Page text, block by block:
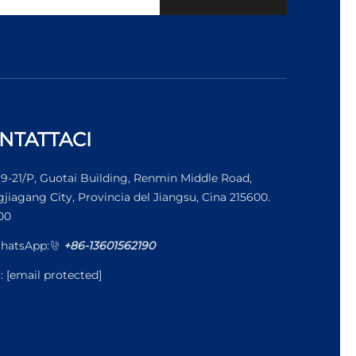
21/P, Guotai Building, Renmin Middle Road,
City, Provincia del Jiangsu, Cina 215600.
+86-13601562190
[email protected]